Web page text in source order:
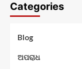
Categories
Blog
ଅପରାଧ